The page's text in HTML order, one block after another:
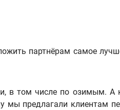
партнёрам самое
в том числе по озимым. А
мы предлагали клиентам